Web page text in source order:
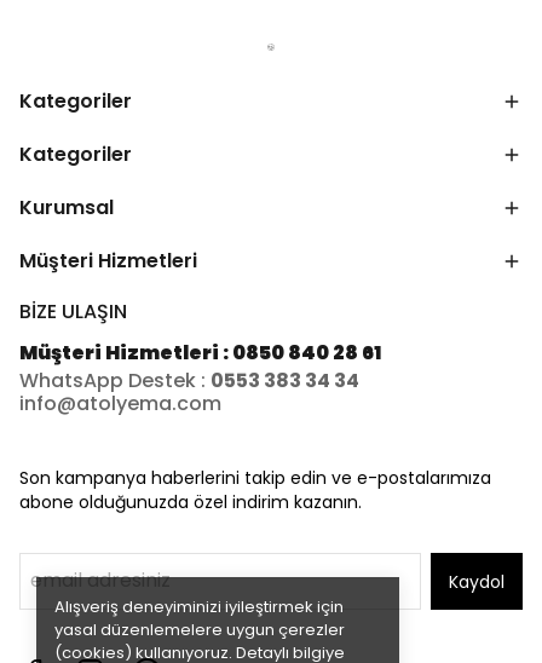
Alışveriş deneyiminizi iyileştirmek için
yasal düzenlemelere uygun çerezler
(cookies) kullanıyoruz. Detaylı bilgiye
Kategoriler
Kategoriler
Kurumsal
Müşteri Hizmetleri
BİZE ULAŞIN
Müşteri Hizmetleri : 0850 840 28 61
WhatsApp Destek : 0553 383 34 34
info@atolyema.com
Son kampanya haberlerini takip edin ve e-postalarımıza
abone olduğunuzda özel indirim kazanın.
Kaydol